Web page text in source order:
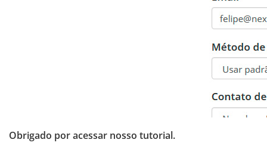
Obrigado por acessar nosso tutorial.